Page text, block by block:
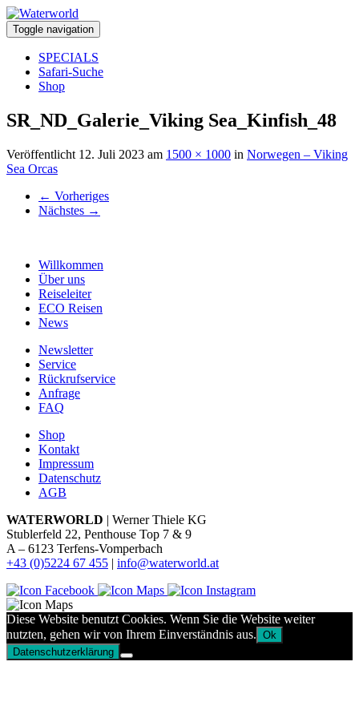
Toggle navigation
SPECIALS
Safari-Suche
Shop
SR_ND_Galerie_Viking Sea_Kinfish_48
Veröffentlicht 12. Juli 2023 am 1500 × 1000 in Norwegen – Viking
Sea Orcas
← Vorheriges
Nächstes →
Willkommen
Über uns
Reiseleiter
ECO Reisen
News
Newsletter
Service
Rückrufservice
Anfrage
FAQ
Shop
Kontakt
Impressum
Datenschutz
AGB
WATERWORLD | Werner Thiele KG
Stublerfeld 22, Penthouse Top 7 & 9
A – 6123 Terfens-Vomperbach
+43 (0)5224 67 455 | info@waterworld.at
Diese Website benutzt Cookies. Wenn Sie die Website weiter
nutzten, gehen wir von Ihrem Einverständnis aus. Ok
Datenschutzerklärung